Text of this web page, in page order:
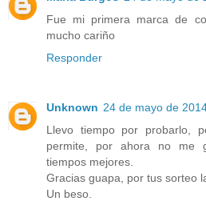
Fue mi primera marca de
mucho cariño
Responder
Unknown 24 de mayo de
Llevo tiempo por probarlo,
permite, por ahora no me
tiempos mejores.
Gracias guapa, por tus sorteo
Un beso.